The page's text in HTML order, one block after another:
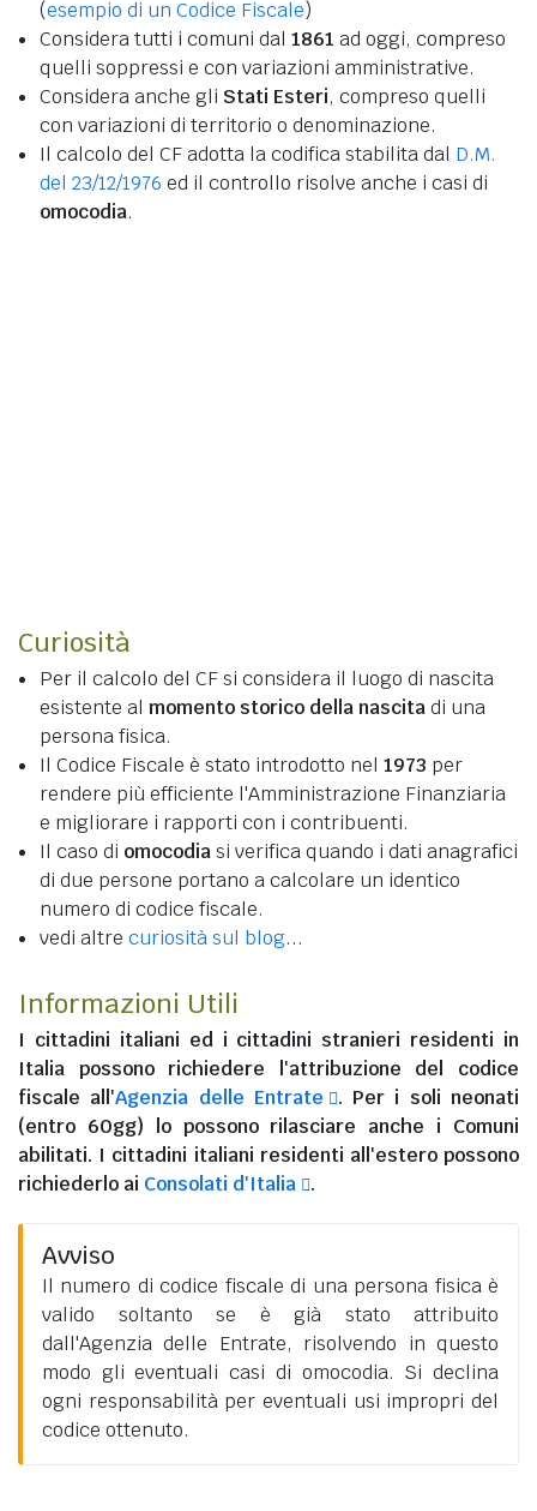
(esempio di un Codice Fiscale)
Considera tutti i comuni dal 1861 ad oggi, compreso
quelli soppressi e con variazioni amministrative.
Considera anche gli Stati Esteri, compreso quelli
con variazioni di territorio o denominazione.
Il calcolo del CF adotta la codifica stabilita dal D.M.
del 23/12/1976 ed il controllo risolve anche i casi di
omocodia.
Curiosità
Per il calcolo del CF si considera il luogo di nascita
esistente al momento storico della nascitadi una
persona fisica.
Il Codice Fiscale è stato introdotto nel 1973 per
rendere più efficiente l'Amministrazione Finanziaria
e migliorare i rapporti con i contribuenti.
Il caso di omocodiasi verifica quando i dati anagrafici
di due persone portano a calcolare un identico
numero di codice fiscale.
vedi altre curiosità sul blog...
Informazioni Utili
I cittadini italiani ed i cittadini stranieri residenti in
Italia possono richiedere l'attribuzione del codice
fiscale all'Agenzia delle Entrate
. Per i soli neonati
(entro 60gg) lo possono rilasciare anche i Comuni
abilitati. I cittadini italiani residenti all'esteropossono
richiederlo ai Consolati d'Italia .
Avviso
Il numero di codice fiscale di una persona fisica è
valido soltanto se è già stato attribuito
dall'Agenzia delle Entrate, risolvendo in questo
modo gli eventuali casi di omocodia. Si declina
ogni responsabilità per eventuali usi impropri del
codice ottenuto.